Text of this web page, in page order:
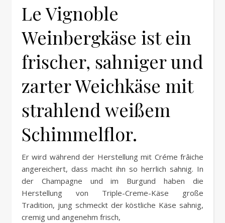
Le Vignoble
Weinbergkäse ist ein
frischer, sahniger und
zarter Weichkäse mit
strahlend weißem
Schimmelflor.
Er wird während der Herstellung mit Créme frâiche
angereichert, dass macht ihn so herrlich sahnig. In
der Champagne und im Burgund haben die
Herstellung von Triple-Creme-Käse große
Tradition, jung schmeckt der köstliche Käse sahnig,
cremig und angenehm frisch,